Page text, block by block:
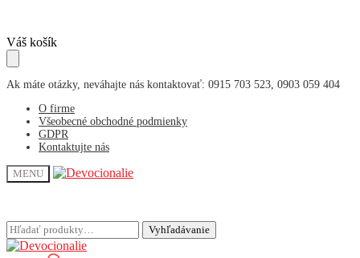
Skip
to
navigation
Skip
to
content
Váš košík
Ak máte otázky, neváhajte nás kontaktovať: 0915 703 523, 0903 059 404
O firme
Všeobecné obchodné podmienky
GDPR
Kontaktujte nás
MENU
Hľadať: Vyhľadávanie
Hľadať: Vyhľadávanie